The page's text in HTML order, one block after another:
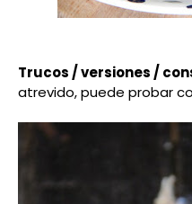
Trucos / versiones /
atrevido, puede probar